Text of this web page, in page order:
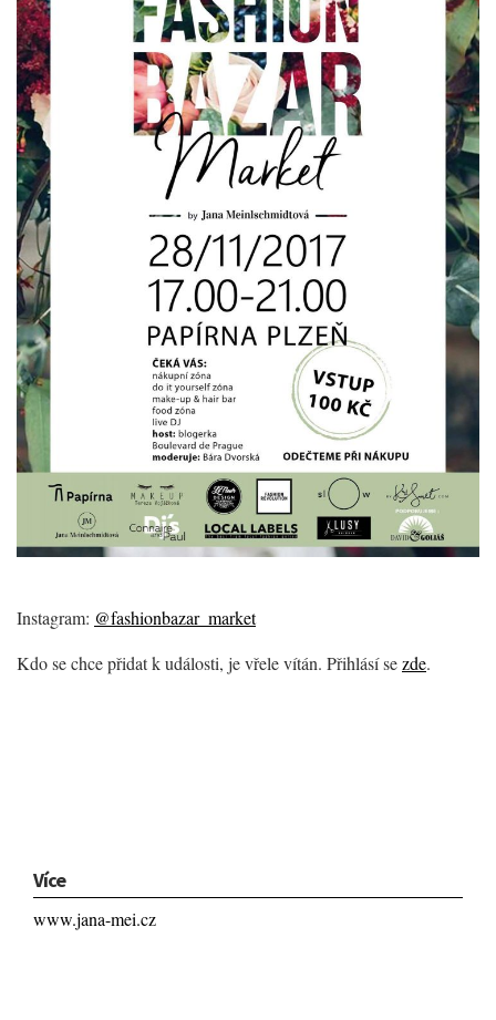
Instagram: @fashionbazar_market
Kdo se chce přidat k události, je vřele vítán. Přihlásí sezde.
Více
www.jana-mei.cz